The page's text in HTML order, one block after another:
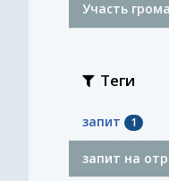
Участь
Теги
запит 1
запит на